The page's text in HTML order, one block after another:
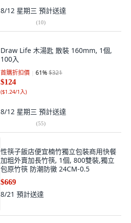
8/12 星期三 預計送達
(10)
Draw Life 木湯匙 散裝 160mm, 1個,
100入
首購折扣價 61%$321
$124
($1.24/1入)
8/12 星期三 預計送達
(55)
性筷子飯店便宜楠竹獨立包裝商用快餐
加粗外賣加長竹筷, 1個, 800雙裝,獨立
包原竹筷 防潮防黴 24CM-0.5
$669
8/21 預計送達